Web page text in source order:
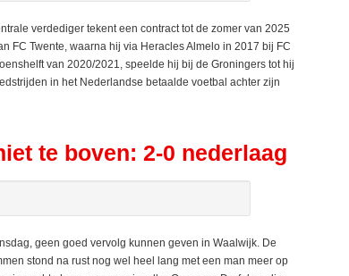
verdediger tekent een contract tot de zomer van 2025
FC Twente, waarna hij via Heracles Almelo in 2017 bij FC
van 2020/2021, speelde hij bij de Groningers tot hij
in het Nederlandse betaalde voetbal achter zijn
te boven: 2-0 nederlaag
geen goed vervolg kunnen geven in Waalwijk. De
stond na rust nog wel heel lang met een man meer op